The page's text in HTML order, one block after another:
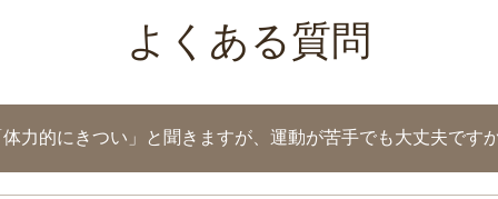
よくある質問
力的にきつい」と聞きますが、運動が苦手でも大丈夫です